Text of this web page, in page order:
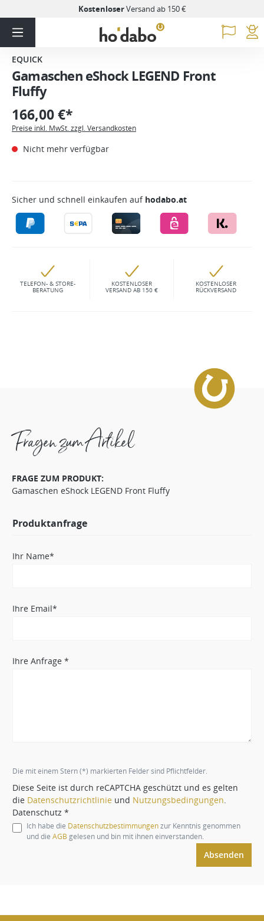
KostenloserVersand ab 150 €
EQUICK
Gamaschen eShock LEGEND Front
Fluffy
166,00 €*
Preise inkl. MwSt. zzgl. Versandkosten
Nicht mehr verfügbar
Sicher und schnell einkaufen auf hodabo.at
TELEFON- & STORE-
BERATUNG
KOSTENLOSER
VERSAND AB 150 €
KOSTENLOSER
RÜCKVERSAND
Fragen zum Artikel
FRAGE ZUM PRODUKT:
Gamaschen eShock LEGEND Front Fluffy
Produktanfrage
Ihr Name*
Ihre Email*
Ihre Anfrage *
Die mit einem Stern (*) markierten Felder sind Pflichtfelder.
Diese Seite ist durch reCAPTCHA geschützt und es gelten
die Datenschutzrichtlinie und Nutzungsbedingungen.
Datenschutz *
Ich habe die Datenschutzbestimmungenzur Kenntnis genommen
und die AGB gelesen und bin mit ihnen einverstanden.
Absenden